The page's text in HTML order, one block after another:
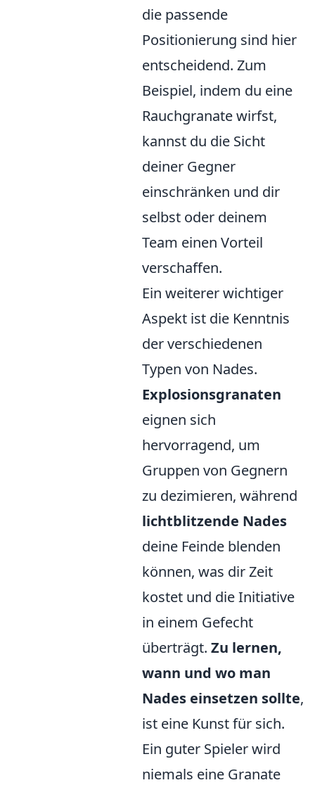
die passende
Positionierung sind hier
entscheidend. Zum
Beispiel, indem du eine
Rauchgranate wirfst,
kannst du die Sicht
deiner Gegner
einschränken und dir
selbst oder deinem
Team einen Vorteil
verschaffen.
Ein weiterer wichtiger
Aspekt ist die Kenntnis
der verschiedenen
Typen von Nades.
Explosionsgranaten
eignen sich
hervorragend, um
Gruppen von Gegnern
zu dezimieren, während
lichtblitzende Nades
deine Feinde blenden
können, was dir Zeit
kostet und die Initiative
in einem Gefecht
überträgt. Zu lernen,
wann und wo man
Nades einsetzen sollte,
ist eine Kunst für sich.
Ein guter Spieler wird
niemals eine Granate